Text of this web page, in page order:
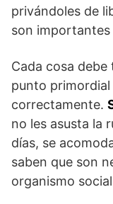
privándoles de
son importantes
Cada cosa debe
punto
correctamente.
no les asusta la
días, se
saben que son
organismo